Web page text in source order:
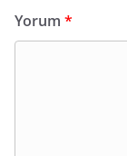
Yorum *